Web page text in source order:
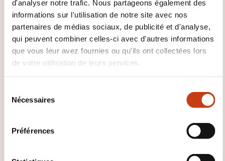
d'analyser notre trafic. Nous partageons également des
informations sur l'utilisation de notre site avec nos
partenaires de médias sociaux, de publicité et d'analyse,
qui peuvent combiner celles-ci avec d'autres informations
que vous leur avez fournies ou qu'ils ont collectées lors
de votre utilisation de leurs services.
Nécessaires
Préférences
En savoir plus sur l’organisme de
CES FORMATIONS POURRAIENT
FR